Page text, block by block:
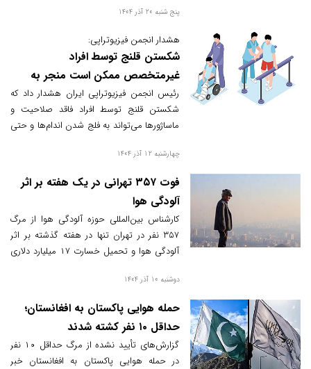
پنج شنبه 20 آذر 1404
هشدار انجمن فیزیوتراپی:
شکستن قلنج توسط افراد
غیرمتخصص ممکن است منجر به
فلج شود
رئیس انجمن فیزیوتراپی ایران هشدار داد که
شکستن قلنج توسط افراد فاقد صلاحیت و
ماساژورها می‌تواند به فلج شدن اندام‌ها و حتی
کنگره بین‌المللی و سی‌وششمین کنگره سالیانه
چهارشنبه 12 آذر 1404
فوت ۳۵۷ تهرانی در یک هفته بر اثر
آلودگی هوا
کارشناس بین‌المللی حوزه آلودگی هوا از مرگ
۳۵۷ نفر در تهران تنها در هفته گذشته بر اثر
آلودگی هوا و تحمیل خسارت ۱۷ میلیارد دلاری
داد.
دوشنبه 10 آذر 1404
حمله هوایی پاکستان به افغانستان؛
حداقل ۱۰ نفر کشته شدند
گزارش‌های تأیید نشده از مرگ حداقل ۱۰ نفر
در حمله هوایی پاکستان به افغانستان خبر